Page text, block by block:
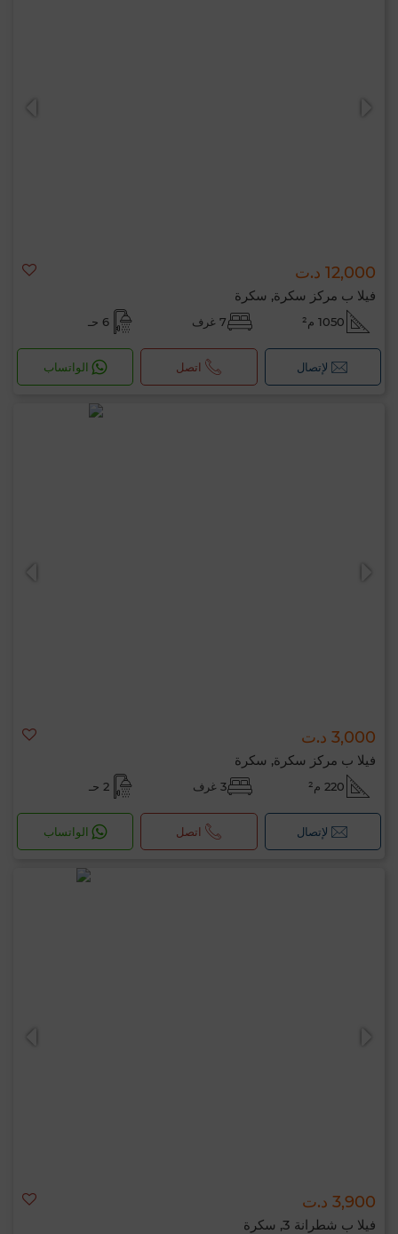
12,000 د.ت
فيلا ب مركز سكرة, سكرة
1050 م² 7 غرف 6 حـ
لإتصال اتصل الواتساب
3,000 د.ت
فيلا ب مركز سكرة, سكرة
220 م² 3 غرف 2 حـ
لإتصال اتصل الواتساب
3,900 د.ت
فيلا ب شطرانة 3, سكرة